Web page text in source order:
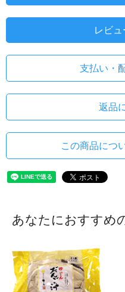
レビ
支払い・
返品
この商品につ
あなたにおすすめ